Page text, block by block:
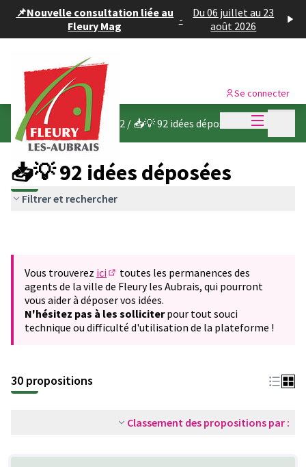
📌Nouvelle consultation liée au
Fleury Mag
-
Du 06 juillet au 23
août 2026
Menu
Se connecter
Budget participatif 2022 / 📥💡 92 idées déposées
📥💡 92 idées déposées
Filtrer et rechercher
Vous trouverez ici
(S'ouvre dans un nouvel onglet)
toutes les permanences des
agents de la ville de Fleury les Aubrais, qui pourront
vous aider à déposer vos idées.
N'hésitez pas à les solliciterpour tout souci
technique ou difficulté d'utilisation de la plateforme !
30 propositions
Classement des propositions par :
Panneau de gestion des cookies